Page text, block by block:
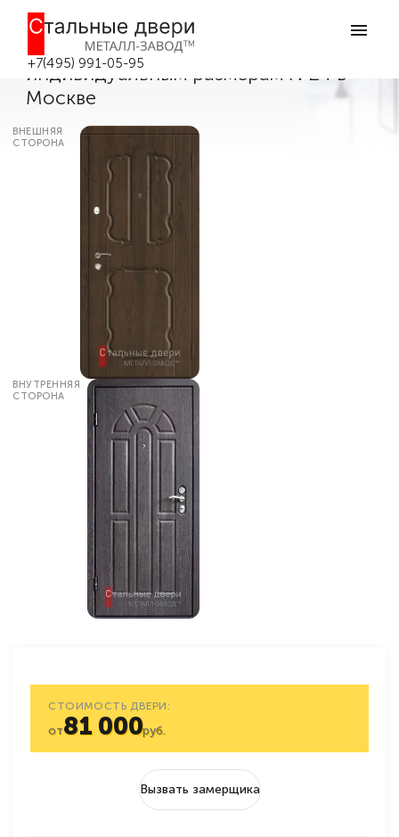
+7(495) 991-05-95
Дверь сейф входная по
индивидуальным размерам №24 в
Москве
Главная
Металлические бронированные двери
ВНЕШНЯЯ
СТОРОНА
ВНУТРЕННЯЯ
СТОРОНА
СТОИМОСТЬ ДВЕРИ:
от81 000руб.
Вызвать замерщика